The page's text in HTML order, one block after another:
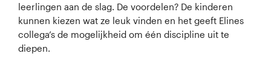
leerlingen aan de slag. De voordelen? De kinderen
kunnen kiezen wat ze leuk vinden en het geeft Elines
collega’s de mogelijkheid om één discipline uit te
diepen.